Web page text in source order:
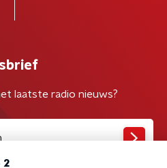
laatste radio nieuws?